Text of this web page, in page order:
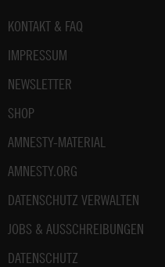
Fußbereich
KONTAKT & FAQ
IMPRESSUM
NEWSLETTER
SHOP
AMNESTY-MATERIAL
AMNESTY.ORG
DATENSCHUTZ VERWALTEN
JOBS & AUSSCHREIBUNGEN
DATENSCHUTZ